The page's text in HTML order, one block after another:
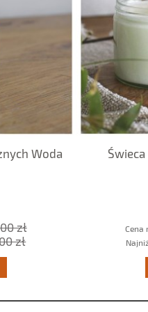
Świeca Sojowa Woda Pure
Cena regularna: 68,00 zł
Najniższa cena: